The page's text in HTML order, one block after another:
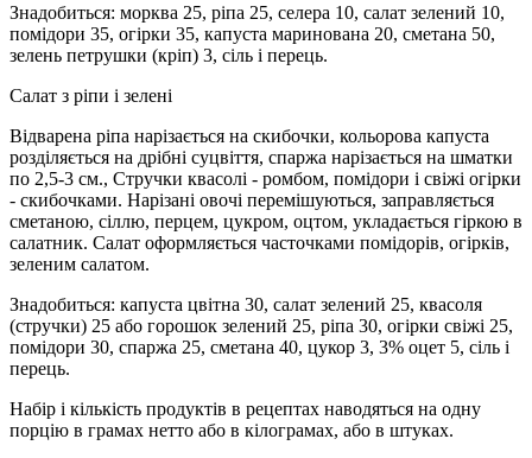
Знадобиться: морква 25, ріпа 25, селера 10, салат зелений 10,
помідори 35, огірки 35, капуста маринована 20, сметана 50,
зелень петрушки (кріп) 3, сіль і перець.
Салат з ріпи і зелені
Відварена ріпа нарізається на скибочки, кольорова капуста
розділяється на дрібні суцвіття, спаржа нарізається на шматки
по 2,5-3 см., Стручки квасолі - ромбом, помідори і свіжі огірки
- скибочками. Нарізані овочі перемішуються, заправляється
сметаною, сіллю, перцем, цукром, оцтом, укладається гіркою в
салатник. Салат оформляється часточками помідорів, огірків,
зеленим салатом.
Знадобиться: капуста цвітна 30, салат зелений 25, квасоля
(стручки) 25 або горошок зелений 25, ріпа 30, огірки свіжі 25,
помідори 30, спаржа 25, сметана 40, цукор 3, 3% оцет 5, сіль і
перець.
Набір і кількість продуктів в рецептах наводяться на одну
порцію в грамах нетто або в кілограмах, або в штуках.